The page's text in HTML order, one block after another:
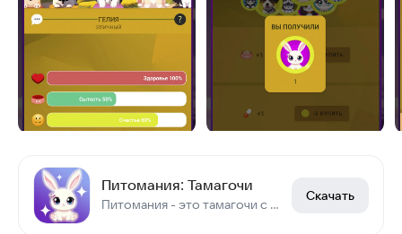
Питомания: Тамагочи
Питомания - это тамагочи с интересными мини-играми и удобным чатом.
Скачать